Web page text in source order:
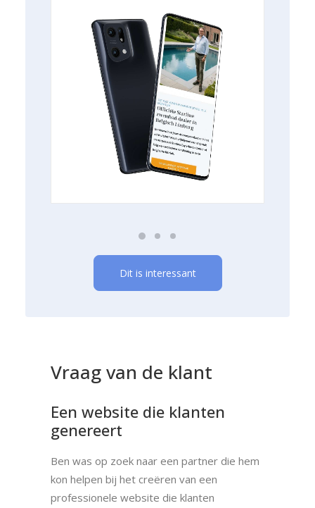
Dit is interessant
Vraag van de klant
Een website die klanten
genereert
Ben was op zoek naar een partner die hem
kon helpen bij het creëren van een
professionele website die klanten